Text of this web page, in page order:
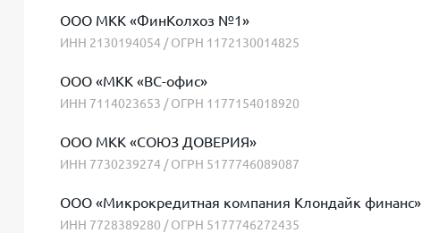
ООО МКК «ФинКолхоз №1»
ИНН 2130194054 / ОГРН 1172130014825
ООО «МКК «ВС-офис»
ИНН 7114023653 / ОГРН 1177154018920
ООО МКК «СОЮЗ ДОВЕРИЯ»
ИНН 7730239274 / ОГРН 5177746089087
ООО «Микрокредитная компания Клондайк финанс»
ИНН 7728389280 / ОГРН 5177746272435